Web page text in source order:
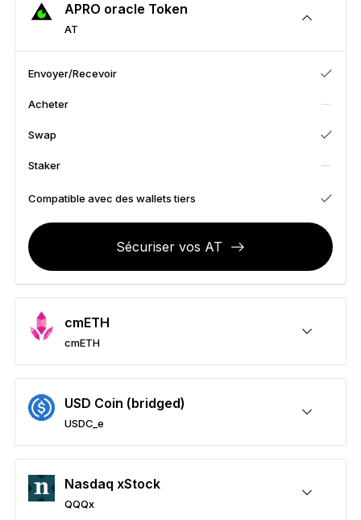
Découvrir
Wallets physiques
Bundles et packs
Accessoires
Solutions de récupération
Éditions limitées
APRO oracle Token
AT
Envoyer/Recevoir
Acheter
Swap
Staker
Compatible avec des wallets tiers
Sécuriser vos AT
cmETH
cmETH
Envoyer/Recevoir
Acheter
Swap
Staker
Compatible avec des wallets tiers
Sécuriser vos cmETH
USD Coin (bridged)
USDC_e
Envoyer/Recevoir
Acheter
Swap
Staker
Compatible avec des wallets tiers
Sécuriser vos USDC_e
Nasdaq xStock
QQQx